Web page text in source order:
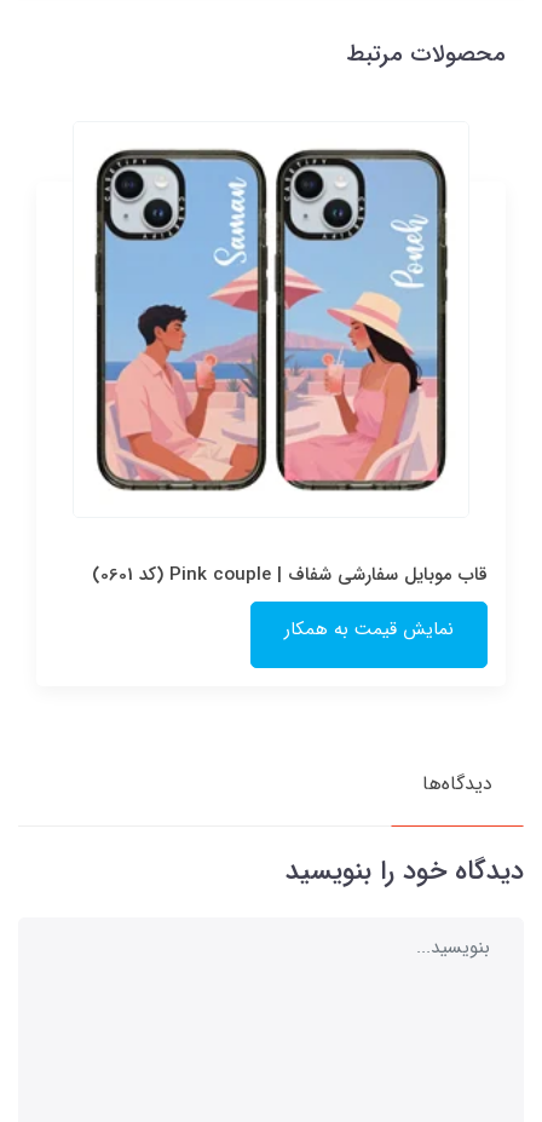
محصولات مرتبط
قاب موبایل سفارشی شفاف | Pink couple (کد 0601)
نمایش قیمت به همکار
دیدگاه‌ها
دیدگاه خود را بنویسید